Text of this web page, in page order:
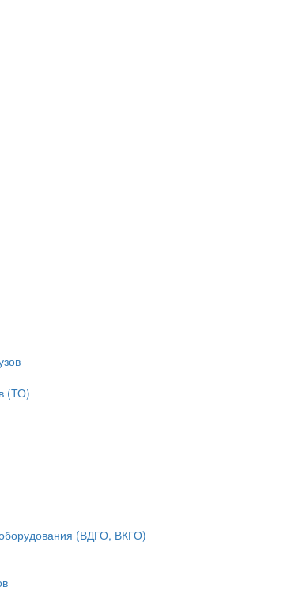
(ТО)
оборудования (ВДГО, ВКГО)